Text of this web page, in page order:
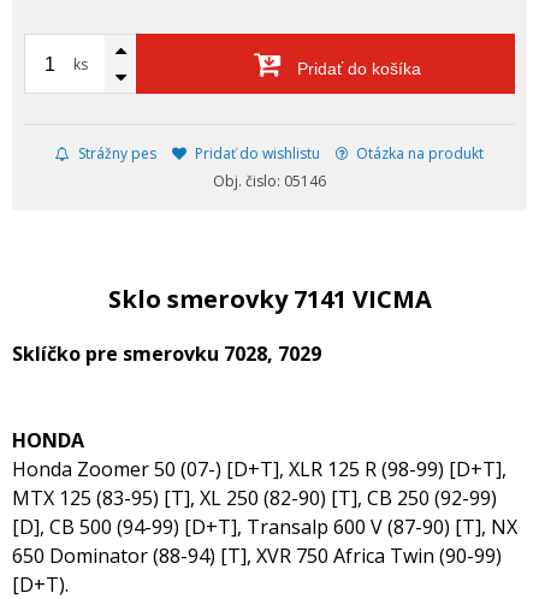
ks Pridať do košíka
Strážny pes Pridať do wishlistu
Otázka na produkt
Obj. čislo: 05146
Sklo smerovky 7141 VICMA
Sklíčko pre smerovku 7028, 7029
HONDA
Honda Zoomer 50 (07-) [D+T], XLR 125 R (98-99) [D+T],
MTX 125 (83-95) [T], XL 250 (82-90) [T], CB 250 (92-99)
[D], CB 500 (94-99) [D+T], Transalp 600 V (87-90) [T], NX
650 Dominator (88-94) [T], XVR 750 Africa Twin (90-99)
[D+T).